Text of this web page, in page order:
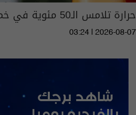
حرارة تلامس الـ50 مئوية في خمس محافظات
03:24 | 2026-08-07